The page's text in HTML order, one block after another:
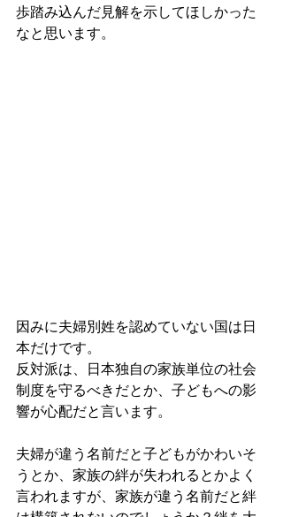
歩踏み込んだ見解を示してほしかった
なと思います。
因みに夫婦別姓を認めていない国は日
本だけです。
反対派は、日本独自の家族単位の社会
制度を守るべきだとか、子どもへの影
響が心配だと言います。
夫婦が違う名前だと子どもがかわいそ
うとか、家族の絆が失われるとかよく
言われますが、家族が違う名前だと絆